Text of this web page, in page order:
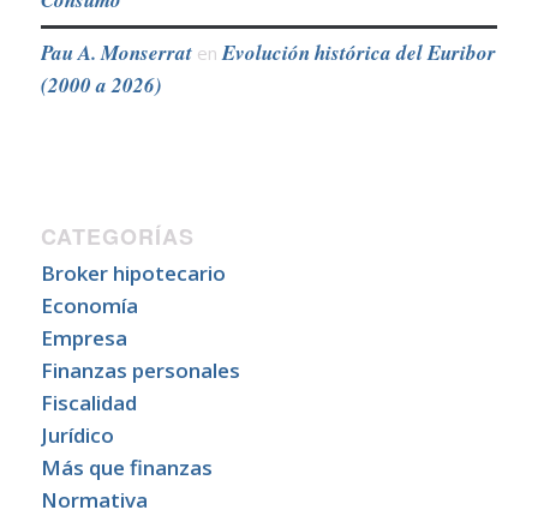
Pau A. MonserratenEvolución histórica del Euribor
(2000 a 2026)
CATEGORÍAS
Broker hipotecario
Economía
Empresa
Finanzas personales
Fiscalidad
Jurídico
Más que finanzas
Normativa